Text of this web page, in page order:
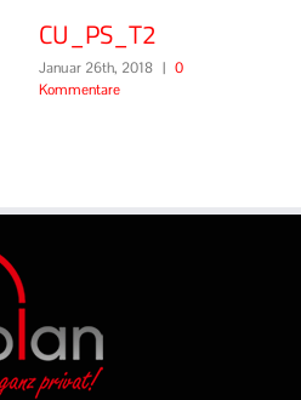
CU_PS_T2
Januar 26th, 2018 | 0
Kommentare